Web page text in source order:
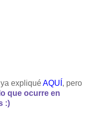
expliquéAQUÍ , pero
que ocurre en
:)